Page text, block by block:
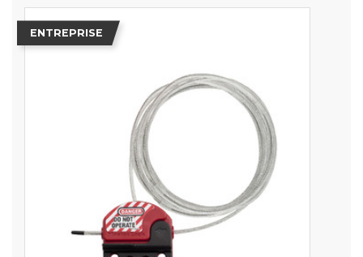
ENTREPRISE